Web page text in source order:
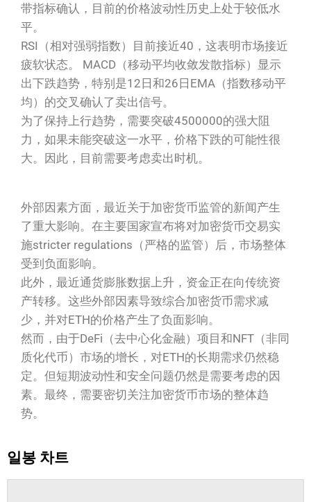
带指标确认，目前的价格波动性历史上处于较低水
平。
RSI（相对强弱指数）目前接近40，这表明市场接近
疲软状态。 MACD（移动平均收敛发散指标）显示
出下跌趋势，特别是12日和26日EMA（指数移动平
均）的交叉确认了卖出信号。
为了保持上行趋势，需要突破4500000的强大阻
力，如果未能突破这一水平，价格下跌的可能性很
大。因此，目前需要考虑卖出时机。
外部因素方面，最近关于加密货币监管的新闻产生
了重大影响。在主要国家宣布将对加密货币交易实
施stricter regulations（严格的监管）后，市场整体
受到负面影响。
此外，最近通货膨胀数据上升，资金正在向传统资
产转移。这些外部因素导致综合加密货币需求减
少，并对ETH的价格产生了负面影响。
然而，由于DeFi（去中心化金融）项目和NFT（非同
质化代币）市场的增长，对ETH的长期需求仍然稳
定。但短期波动性和安全问题仍然是需要考虑的因
素。最终，需要密切关注加密货币市场的整体趋
势。
일봉 차트